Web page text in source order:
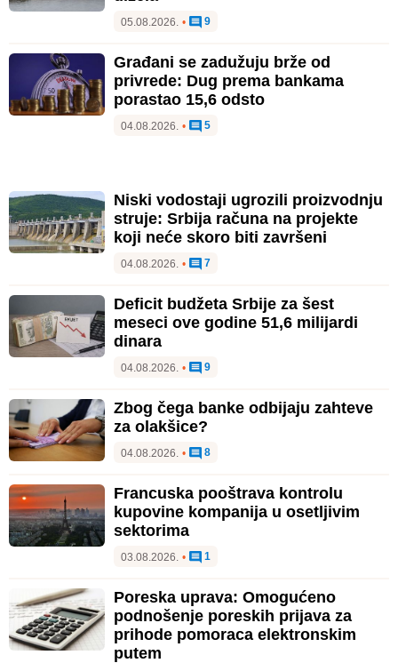
05.08.2026. • 9
Građani se zadužuju brže od
privrede: Dug prema bankama
porastao 15,6 odsto
04.08.2026. • 5
Niski vodostaji ugrozili proizvodnju
struje: Srbija računa na projekte
koji neće skoro biti završeni
04.08.2026. • 7
Deficit budžeta Srbije za šest
meseci ove godine 51,6 milijardi
dinara
04.08.2026. • 9
Zbog čega banke odbijaju zahteve
za olakšice?
04.08.2026. • 8
Francuska pooštrava kontrolu
kupovine kompanija u osetljivim
sektorima
03.08.2026. • 1
Poreska uprava: Omogućeno
podnošenje poreskih prijava za
prihode pomoraca elektronskim
putem